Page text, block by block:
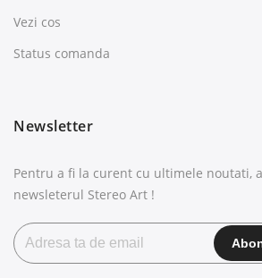
Vezi cos
Status comanda
Newsletter
Pentru a fi la curent cu ultimele noutati,
newsleterul Stereo Art !